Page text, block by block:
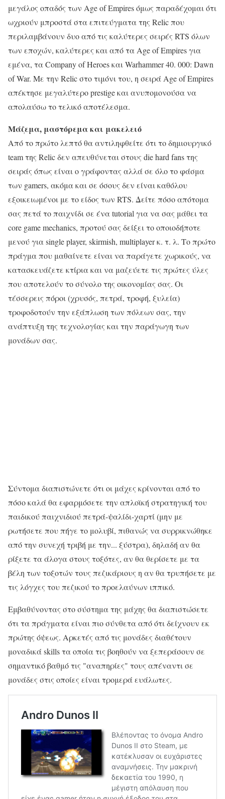
μεγάλος οπαδός των Age of Empires όμως παραδέχομαι ότι
ωχριούν μπροστά στα επιτεύγματα της Relic που
περιλαμβάνουν δυο από τις καλύτερες σειρές RTS όλων
των εποχών, καλύτερες και από τα Age of Empires για
εμένα, τα Company of Heroes και Warhammer 40. 000: Dawn
of War. Με την Relic στο τιμόνι του, η σειρά Age of Empires
απέκτησε μεγαλύτερο prestige και ανυπομονούσα να
απολαύσω το τελικό αποτέλεσμα.
Μάζεμα, μαστόρεμα και μακελειό
Από το πρώτο λεπτό θα αντιληφθείτε ότι το δημιουργικό
team της Relic δεν απευθύνεται στους die hard fans της
σειράς όπως είναι ο γράφοντας αλλά σε όλο το φάσμα
των gamers, ακόμα και σε όσους δεν είναι καθόλου
εξοικειωμένοι με το είδος των RTS. Δείτε πόσο απότομα
σας πετά το παιχνίδι σε ένα tutorial για να σας μάθει τα
core game mechanics, προτού σας δείξει το οποιοδήποτε
μενού για single player, skirmish, multiplayer κ. τ. λ. Το πρώτο
πράγμα που μαθαίνετε είναι να παράγετε χωρικούς, να
κατασκευάζετε κτίρια και να μαζεύετε τις πρώτες ύλες
που αποτελούν το σύνολο της οικονομίας σας. Οι
τέσσερεις πόροι (χρυσός, πετρά, τροφή, ξυλεία)
τροφοδοτούν την εξάπλωση των πόλεων σας, την
ανάπτυξη της τεχνολογίας και την παράγωγη των
μονάδων σας.
Σύντομα διαπιστώνετε ότι οι μάχες κρίνονται από το
πόσο καλά θα εφαρμόσετε την απλοϊκή στρατηγική του
παιδικού παιχνιδιού πετρά-ψαλίδι-χαρτί (μην με
ρωτήσετε που πήγε το μολυβί, πιθανώς να συρρικνώθηκε
από την συνεχή τριβή με την... ξύστρα), δηλαδή αν θα
ρίξετε τα άλογα στους τοξότες, αν θα θερίσετε με τα
βέλη των τοξοτών τους πεζικάριους η αν θα τρυπήσετε με
τις λόγχες του πεζικού το προελαύνων ιππικό.
Εμβαθύνοντας στο σύστημα της μάχης θα διαπιστώσετε
ότι τα πράγματα είναι πιο σύνθετα από ότι δείχνουν εκ
πρώτης όψεως. Αρκετές από τις μονάδες διαθέτουν
μοναδικά skills τα οποία τις βοηθούν να ξεπεράσουν σε
σημαντικό βαθμό τις "αναπηρίες" τους απέναντι σε
μονάδες στις οποίες είναι τρομερά ευάλωτες.